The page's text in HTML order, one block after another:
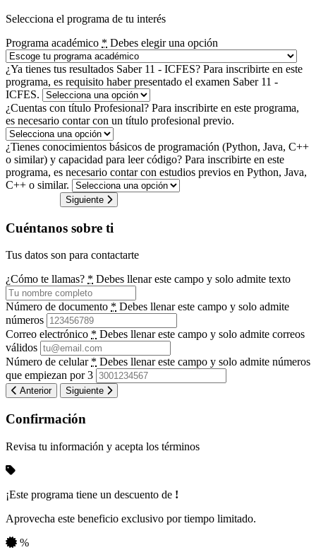
Selecciona el programa de tu interés
Programa académico * Debes elegir una opción
¿Ya tienes tus resultados Saber 11 - ICFES? Para inscribirte en este
programa, es requisito haber presentado el examen Saber 11 -
ICFES.
¿Cuentas con título Profesional? Para inscribirte en este programa,
es necesario contar con un título profesional previo.
¿Tienes conocimientos básicos de programación (Python, Java, C++
o similar) y capacidad para leer código? Para inscribirte en este
programa, es necesario contar con estudios previos en Python, Java,
C++ o similar.
Siguiente
Cuéntanos sobre ti
Tus datos son para contactarte
¿Cómo te llamas? * Debes llenar este campo y solo admite texto
Número de documento * Debes llenar este campo y solo admite
números
Correo electrónico * Debes llenar este campo y solo admite correos
válidos
Número de celular * Debes llenar este campo y solo admite números
que empiezan por 3
Anterior Siguiente
Confirmación
Revisa tu información y acepta los términos
¡Este programa tiene un descuento de !
Aprovecha este beneficio exclusivo por tiempo limitado.
%